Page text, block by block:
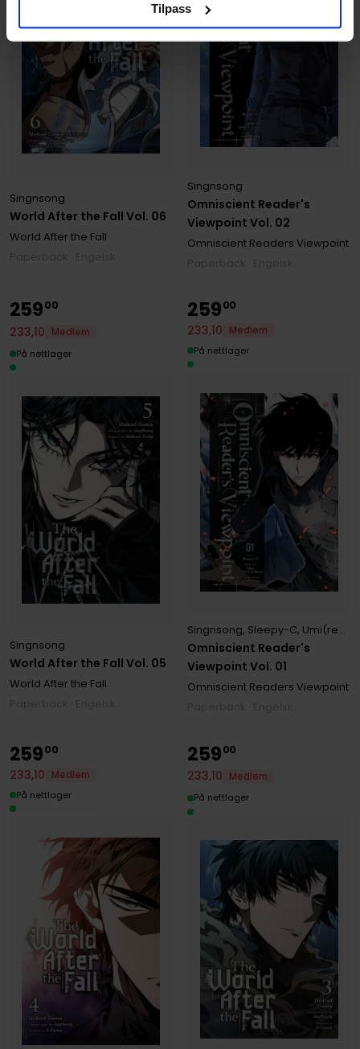
Tilpass
World After the Fall Vol. 06
Singnsong
World After the Fall
Omniscient Reader's
Viewpoint Vol. 02
Singnsong
Omniscient Readers Viewpoint
World After the Fall Vol. 05
Singnsong
World After the Fall
25900
233,10
Medlem
På nettlager
Omniscient Reader's
Viewpoint Vol. 01
Singnsong, Sleepy-C, Umi(redice Studio)
Omniscient Readers Viewpoint
25900
233,10
Medlem
På nettlager
25900
233,10
Medlem
På nettlager
25900
233,10
Medlem
På nettlager